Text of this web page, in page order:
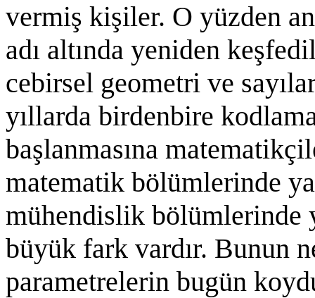
vermiş kişiler. O yüzden
adı altında yeniden
cebirsel geometri ve
yıllarda birdenbire
başlanmasına
matematik bölümlerinde
mühendislik bölümlerinde
büyük fark vardır. Bunun
parametrelerin bugün